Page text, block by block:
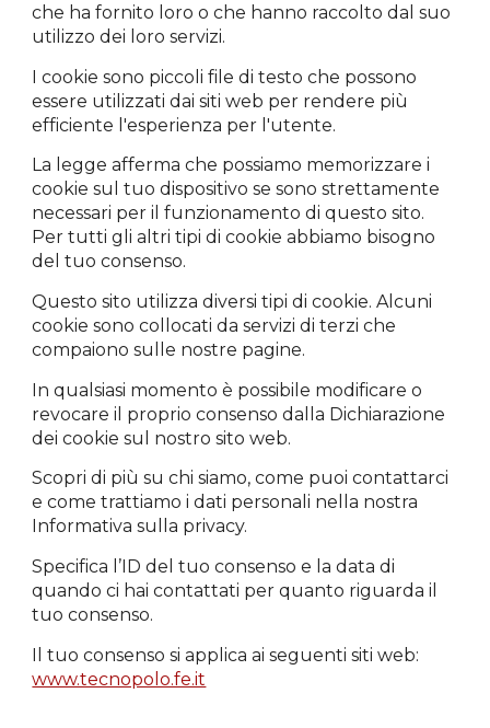
che ha fornito loro o che hanno raccolto dal suo
utilizzo dei loro servizi.
I cookie sono piccoli file di testo che possono
essere utilizzati dai siti web per rendere più
efficiente l'esperienza per l'utente.
La legge afferma che possiamo memorizzare i
cookie sul tuo dispositivo se sono strettamente
necessari per il funzionamento di questo sito.
Per tutti gli altri tipi di cookie abbiamo bisogno
del tuo consenso.
Questo sito utilizza diversi tipi di cookie. Alcuni
cookie sono collocati da servizi di terzi che
compaiono sulle nostre pagine.
In qualsiasi momento è possibile modificare o
revocare il proprio consenso dalla Dichiarazione
dei cookie sul nostro sito web.
Scopri di più su chi siamo, come puoi contattarci
e come trattiamo i dati personali nella nostra
Informativa sulla privacy.
Specifica l’ID del tuo consenso e la data di
quando ci hai contattati per quanto riguarda il
tuo consenso.
Il tuo consenso si applica ai seguenti siti web:
www.tecnopolo.fe.it